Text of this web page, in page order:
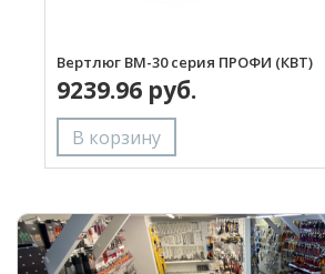
Вертлюг ВМ-30 серия ПРОФИ (КВТ)
9239.96 руб.